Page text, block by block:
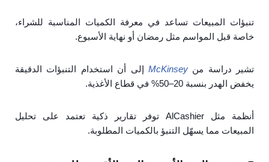
تنبؤات المبيعات تساعد في معرفة الكميات المناسبة للشراء،
خاصة قبل المواسم مثل رمضان أو نهاية الأسبوع.
تشير دراسة منMcKinsey إلى أن استخدام التنبؤات الدقيقة
يخفض الهدر بنسبة 20–50% في قطاع الأغذية.
أنظمة مثل AlCashier توفر تقارير ذكية تعتمد على تحليل
المبيعات مما يسهّل التنبؤ بالكميات المطلوبة.